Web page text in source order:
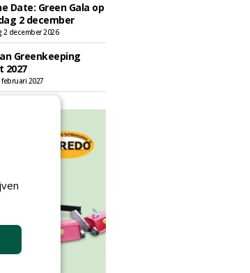
Date: Green Gala op
2 december
december 2026
Greenkeeping
2027
2027